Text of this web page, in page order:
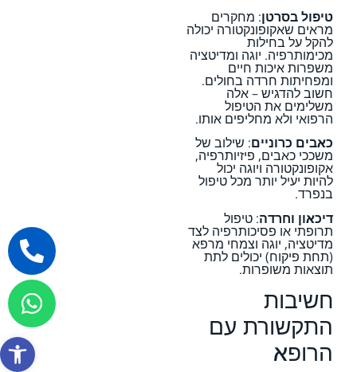
פתח
טיפול בסרטן: מחקרים
מראים שאקופונקטורה יכולה
להקל על בחילות
מכימותרפיה. יוגה ומדיטציה
משפרות איכות חיים
ומפחיתות חרדה בחולים.
חשוב להדגיש – אלה
משלימים את הטיפול
הרפואי ולא מחליפים אותו.
כאבים כרוניים: שילוב של
משככי כאבים, פיזיותרפיה,
אקופונקטורה ויוגה יכול
להיות יעיל יותר מכל טיפול
בנפרד.
דיכאון וחרדה: טיפול
תרופתי או פסיכותרפיה לצד
מדיטציה, יוגה וצמחי מרפא
(תחת פיקוח) יכולים לתת
תוצאות משופרות.
חשיבות
התקשורת עם
הרופא